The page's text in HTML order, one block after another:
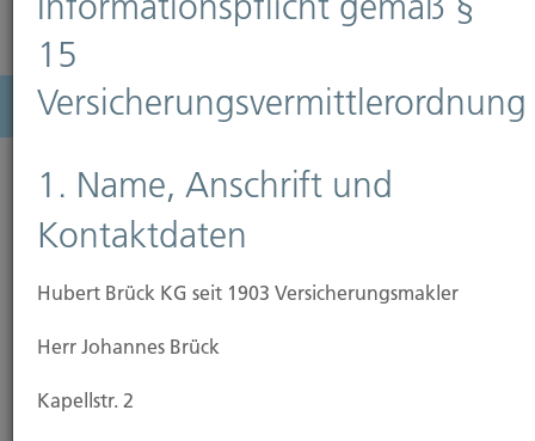
Menü
Erstinformationspflichten
15
Versicherungsvermittlerordnung
1. Name, Anschrift und
Kontaktdaten
Hubert Brück KG seit 1903 Versicherungsmakler
Herr Johannes Brück
Kapellstr. 2